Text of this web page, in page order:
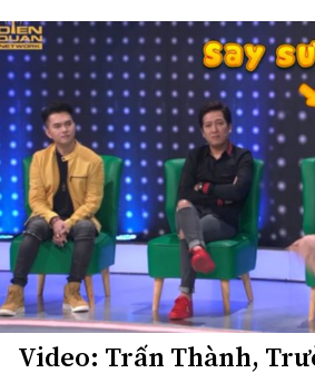
Video: Trấn Thành,